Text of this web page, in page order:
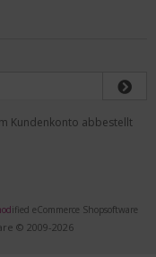
Kundenkonto abbestellt
ified eCommerce Shopsoftware
© 2009-2026